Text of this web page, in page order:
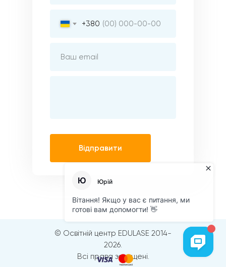
+380
Відправити
© Освітній центр EDULASE 2014-
2026.
Всі права захищені.